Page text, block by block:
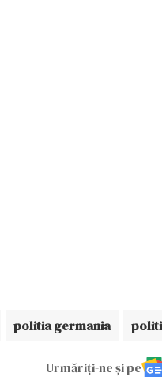
politia germania
Urmăriți-ne și pe